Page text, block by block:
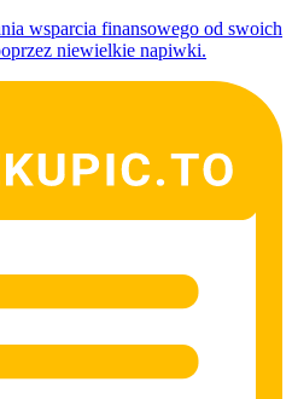
wsparcia finansowego od swoich
niewielkie napiwki.